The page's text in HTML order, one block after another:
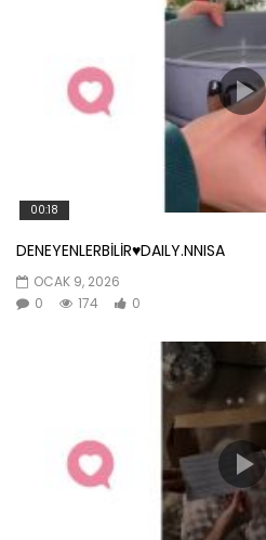
00:18
DENEYENLERBİLİR♥️DAILY.NNISA
OCAK 9, 2026
0
174 0